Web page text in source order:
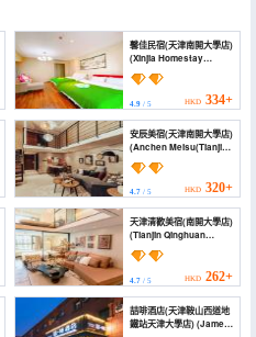
馨佳民宿(天津南開大學店)
(Xinjia Homestay
(Tianjin Nankai
University))
4.9/ 5 HKD 334+
安辰美宿(天津南開大學店)
(Anchen Meisu(Tianjin
Nankai University
Store))
4.7/ 5 HKD 320+
天津清歡美宿(南開大學店)
(Tianjin Qinghuan
Meisu (Nankai
University Branch))
4.7/ 5 HKD 262+
喆啡酒店(天津鞍山西道地
鐵站天津大學店) (James